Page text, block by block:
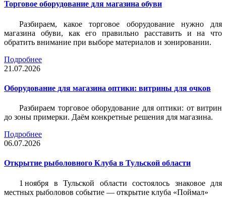
Торговое оборудование для магазина обуви
Разбираем, какое торговое оборудование нужно для
магазина обуви, как его правильно расставить и на что
обратить внимание при выборе материалов и зонировании.
Подробнее
21.07.2026
Оборудование для магазина оптики: витрины для очков
Разбираем торговое оборудование для оптики: от витрин
до зоны примерки. Даём конкретные решения для магазина.
Подробнее
06.07.2026
Открытие рыболовного Клуба в Тульской области
1 ноября в Тульской области состоялось знаковое для
местных рыболовов событие — открытие клуба «Поймал»